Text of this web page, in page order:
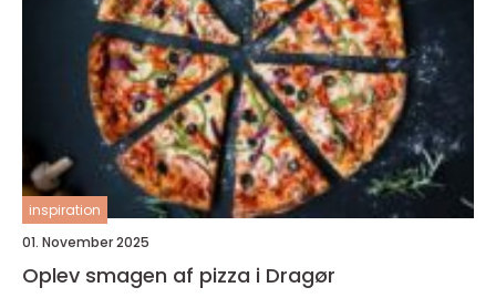
inspiration
01. November 2025
Oplev smagen af pizza i Dragør